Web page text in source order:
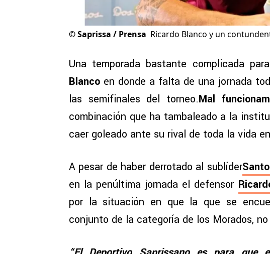
©Saprissa / Prensa Ricardo Blanco y un
Una temporada bastante complicada
Blanco en donde a falta de una jornada
las semifinales del torneo.Mal
combinación que ha tambaleado a la
caer goleado ante su rival de toda la vida
A pesar de haber derrotado al sublíder
en la penúltima jornada el defensor
por la situación en que la que se
conjunto de la categoría de los Morados,